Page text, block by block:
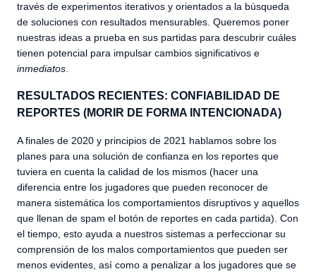
través de experimentos iterativos y orientados a la búsqueda
de soluciones con resultados mensurables. Queremos poner
nuestras ideas a prueba en sus partidas para descubrir cuáles
tienen potencial para impulsar cambios significativos e
inmediatos
RESULTADOS RECIENTES: CONFIABILIDAD DE
REPORTES (MORIR DE FORMA INTENCIONADA)
A finales de 2020 y principios de 2021 hablamos sobre los
planes para una solución de confianza en los reportes que
tuviera en cuenta la calidad de los mismos (hacer una
diferencia entre los jugadores que pueden reconocer de
manera sistemática los comportamientos disruptivos y aquellos
que llenan de spam el botón de reportes en cada partida). Con
el tiempo, esto ayuda a nuestros sistemas a perfeccionar su
comprensión de los malos comportamientos que pueden ser
menos evidentes, así como a penalizar a los jugadores que se